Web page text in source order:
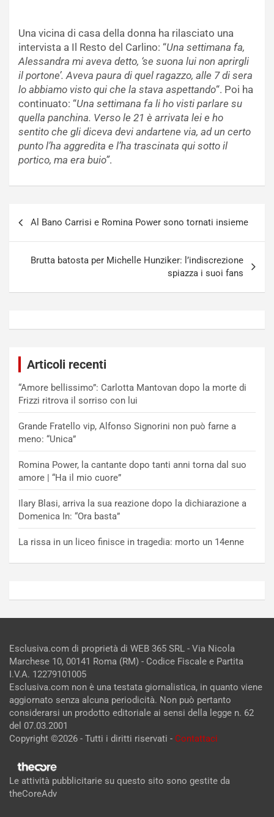
Una vicina di casa della donna ha rilasciato una
intervista a Il Resto del Carlino: “Una settimana fa,
Alessandra mi aveva detto, ‘se suona lui non aprirgli
il portone’. Aveva paura di quel ragazzo, alle 7 di sera
lo abbiamo visto qui che la stava aspettando“. Poi ha
continuato: “Una settimana fa li ho visti parlare su
quella panchina. Verso le 21 è arrivata lei e ho
sentito che gli diceva devi andartene via, ad un certo
punto l’ha aggredita e l’ha trascinata qui sotto il
portico, ma era buio”.
Al Bano Carrisi e Romina Power sono tornati insieme
Brutta batosta per Michelle Hunziker: l’indiscrezione
spiazza i suoi fans
Articoli recenti
“Amore bellissimo”: Carlotta Mantovan dopo la morte di
Frizzi ritrova il sorriso con lui
Grande Fratello vip, Alfonso Signorini non può farne a
meno: “Unica”
Romina Power, la cantante dopo tanti anni torna dal suo
amore | “Ha il mio cuore”
Ilary Blasi, arriva la sua reazione dopo la dichiarazione a
Domenica In: “Ora basta”
La rissa in un liceo finisce in tragedia: morto un 14enne
Esclusiva.com di proprietà di WEB 365 SRL - Via Nicola
Marchese 10, 00141 Roma (RM) - Codice Fiscale e Partita
I.V.A. 12279101005
Esclusiva.com non è una testata giornalistica, in quanto viene
aggiornato senza alcuna periodicità. Non può pertanto
considerarsi un prodotto editoriale ai sensi della legge n. 62
del 07.03.2001
Copyright ©2026 - Tutti i diritti riservati - Contattaci
Le attività pubblicitarie su questo sito sono gestite da
theCoreAdv